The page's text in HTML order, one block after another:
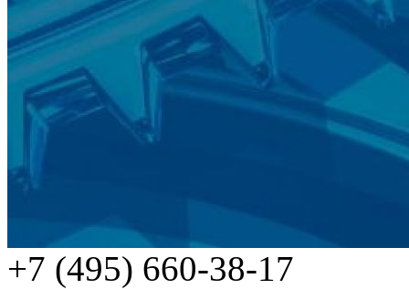
+7 (495) 660-38-17